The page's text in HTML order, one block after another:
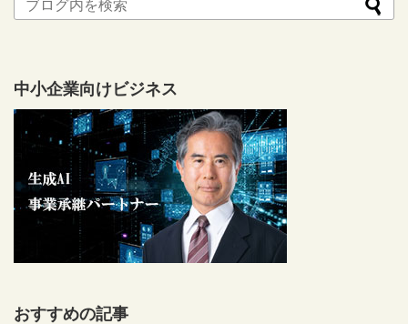
中小企業向けビジネス
おすすめの記事